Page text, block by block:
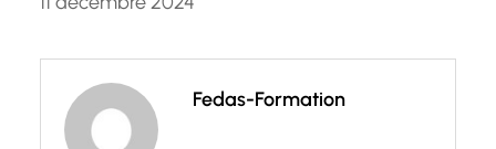
Fedas-Formation